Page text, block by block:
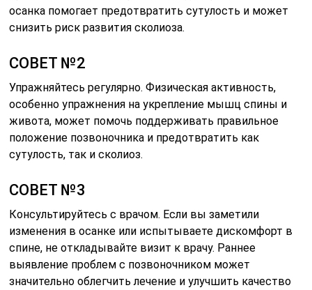
осанка помогает предотвратить сутулость и может
снизить риск развития сколиоза.
СОВЕТ №2
Упражняйтесь регулярно. Физическая активность,
особенно упражнения на укрепление мышц спины и
живота, может помочь поддерживать правильное
положение позвоночника и предотвратить как
сутулость, так и сколиоз.
СОВЕТ №3
Консультируйтесь с врачом. Если вы заметили
изменения в осанке или испытываете дискомфорт в
спине, не откладывайте визит к врачу. Раннее
выявление проблем с позвоночником может
значительно облегчить лечение и улучшить качество